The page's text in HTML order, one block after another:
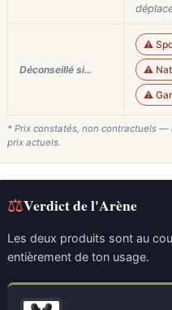
Déconseillé si…
⚠️
⚠️
⚠️
* Prix constatés, non contractuels
prix actuels.
⚖Verdict de l'Arène
Les deux produits sont au
entièrement de ton usage.